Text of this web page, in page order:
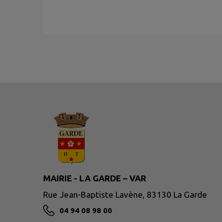
MAIRIE - LA GARDE – VAR
Rue Jean-Baptiste Lavène, 83130 La Garde
04 94 08 98 00